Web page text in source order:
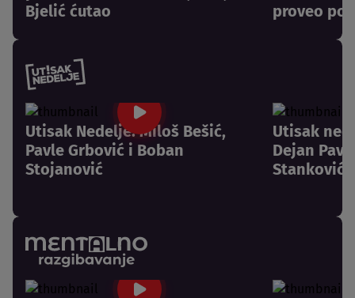
Bjelić ćutao
proveo
Utisak Nedelje: Miloš Bešić,
Pavle Grbović i Boban
Stojanović
Utisak
Dejan
Stanković